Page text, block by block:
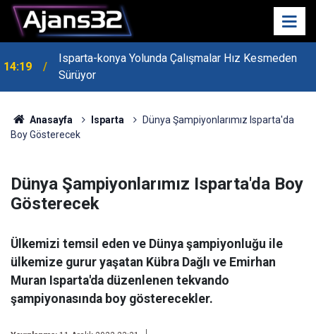
14:19
Isparta-konya Yolunda Çalışmalar Hız Kesmeden
Sürüyor
Anasayfa Isparta
Dünya Şampiyonlarımız Isparta'da
Boy Gösterecek
Dünya Şampiyonlarımız Isparta'da Boy
Gösterecek
Ülkemizi temsil eden ve Dünya şampiyonluğu ile
ülkemize gurur yaşatan Kübra Dağlı ve Emirhan
Muran Isparta'da düzenlenen tekvando
şampiyonasında boy gösterecekler.